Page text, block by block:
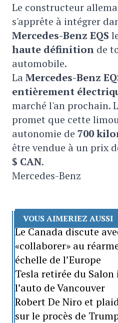
Le constructeur
s'apprête à intégrer
Mercedes-Benz EQS
haute définition de
automobile.
LaMercedes-Benz
entièrement
marché l'an prochain.
promet que cette
autonomie de 700
être vendue à un prix
$ CAN.
Mercedes-Benz
VOUS AIMERIEZ AUSSI
Le Canada discute
«collaborer» au
échelle de l’Europe
Tesla retirée du
l’auto de Vancouver
Robert De Niro et
sur le procès de